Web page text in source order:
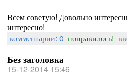
Всем советую! Довольно
интересно!
комментарии: 0 понравилось!
Без заголовка
15-12-2014 15:46